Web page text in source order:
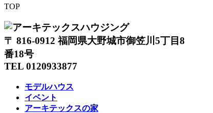
TOP
〒 816-0912 福岡県大野城市御笠川5丁目8
番18号
TEL 0120933877
モデルハウス
イベント
アーキテックスの家